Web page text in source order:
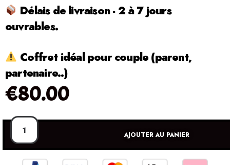
Délais de livraison - 2 à 7 jours
ouvrables.
Coffret idéal pour couple (parent,
partenaire..)
€80.00
AJOUTER AU PANIER